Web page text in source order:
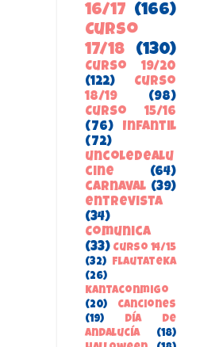
16/17 (166)
Curso
17/18
(130)
Curso 19/20
(122)
Curso
18/19
(98)
Curso 15/16
(76)
Infantil
(72)
uncoledealu
cine
(64)
carnaval (39)
entrevista
(34)
ComunicA
(33) Curso 14/15
(32)
FlautateKa
(26)
kantaconmigo
(20)
canciones
(19)
Día de
Andalucía
(18)